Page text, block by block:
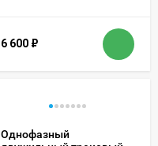
6 600 ₽
Однофазный